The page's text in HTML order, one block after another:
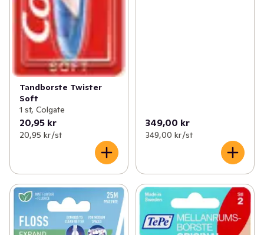
Tandborste Twister
Soft
1 st, Colgate
20,95 kr
20,95 kr /st
349,00 kr
349,00 kr /st